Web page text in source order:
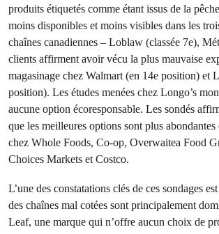
produits étiquetés comme étant issus de la
moins disponibles et moins visibles dans les
chaînes canadiennes – Loblaw (classée 7e),
clients affirment avoir vécu la plus mauvaise
magasinage chez Walmart (en 14e position) et
position). Les études menées chez Longo’s
aucune option écoresponsable. Les sondés
que les meilleures options sont plus
chez Whole Foods, Co-op, Overwaitea Food
Choices Markets et Costco.
L’une des constatations clés de ces sondages
des chaînes mal cotées sont principalement
Leaf, une marque qui n’offre aucun choix de